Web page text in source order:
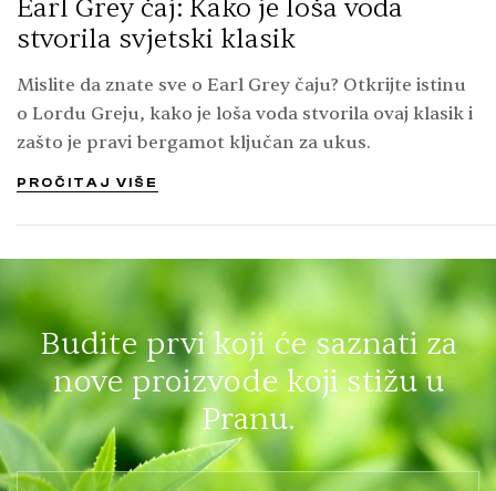
Earl Grey čaj: Kako je loša voda
stvorila svjetski klasik
Mislite da znate sve o Earl Grey čaju? Otkrijte istinu
o Lordu Greju, kako je loša voda stvorila ovaj klasik i
zašto je pravi bergamot ključan za ukus.
PROČITAJ VIŠE
Budite prvi koji će saznati za
nove proizvode koji stižu u
Pranu.